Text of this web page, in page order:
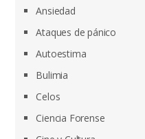
Ansiedad
Ataques de pánico
Autoestima
Bulimia
Celos
Ciencia Forense